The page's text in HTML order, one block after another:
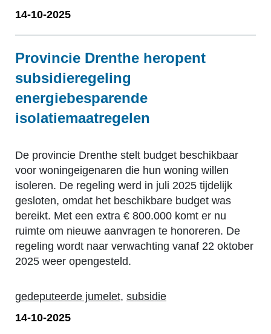
14-10-2025
Provincie Drenthe heropent
subsidieregeling
energiebesparende
isolatiemaatregelen
De provincie Drenthe stelt budget beschikbaar
voor woningeigenaren die hun woning willen
isoleren. De regeling werd in juli 2025 tijdelijk
gesloten, omdat het beschikbare budget was
bereikt. Met een extra € 800.000 komt er nu
ruimte om nieuwe aanvragen te honoreren. De
regeling wordt naar verwachting vanaf 22 oktober
2025 weer opengesteld.
gedeputeerde jumelet, subsidie
14-10-2025